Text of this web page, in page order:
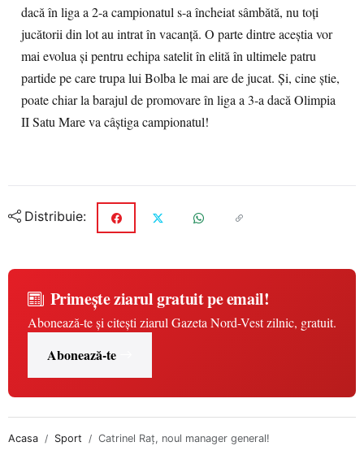
dacă în liga a 2-a campionatul s-a încheiat sâmbătă, nu toţi
jucătorii din lot au intrat în vacanţă. O parte dintre aceştia vor
mai evolua şi pentru echipa satelit în elită în ultimele patru
partide pe care trupa lui Bolba le mai are de jucat. Şi, cine ştie,
poate chiar la barajul de promovare în liga a 3-a dacă Olimpia
II Satu Mare va câştiga campionatul!
Distribuie:
Primește ziarul gratuit pe email!
Abonează-te și citești ziarul Gazeta Nord-Vest zilnic, gratuit.
Abonează-te
Acasa Sport Catrinel Raţ, noul manager general!